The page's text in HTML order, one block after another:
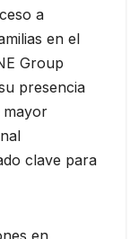
a
en el
Group
presencia
mayor
clave para
en